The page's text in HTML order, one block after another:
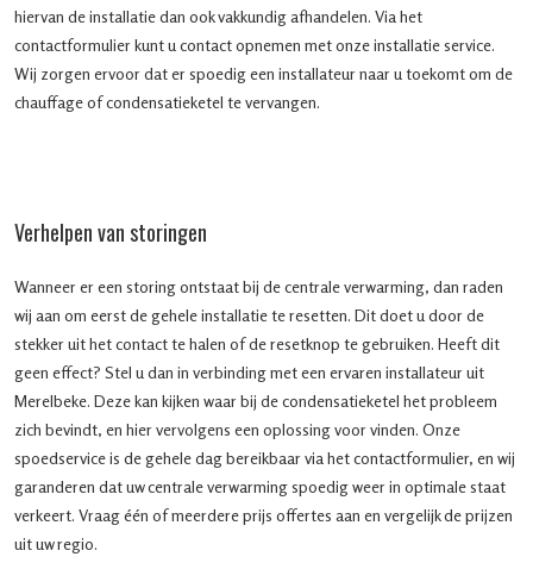
hiervan de installatie dan ook vakkundig afhandelen. Via het
contactformulier kunt u contact opnemen met onze installatie service.
Wij zorgen ervoor dat er spoedig een installateur naar u toekomt om de
chauffage of condensatieketel te vervangen.
Verhelpen van storingen
Wanneer er een storing ontstaat bij de centrale verwarming, dan raden
wij aan om eerst de gehele installatie te resetten. Dit doet u door de
stekker uit het contact te halen of de resetknop te gebruiken. Heeft dit
geen effect? Stel u dan in verbinding met een ervaren installateur uit
Merelbeke. Deze kan kijken waar bij de condensatieketel het probleem
zich bevindt, en hier vervolgens een oplossing voor vinden. Onze
spoedservice is de gehele dag bereikbaar via het contactformulier, en wij
garanderen dat uw centrale verwarming spoedig weer in optimale staat
verkeert. Vraag één of meerdere prijs offertes aan en vergelijk de prijzen
uit uw regio.